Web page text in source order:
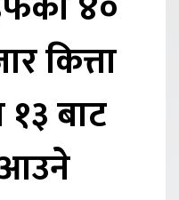
कित्ता
बाट
आउने